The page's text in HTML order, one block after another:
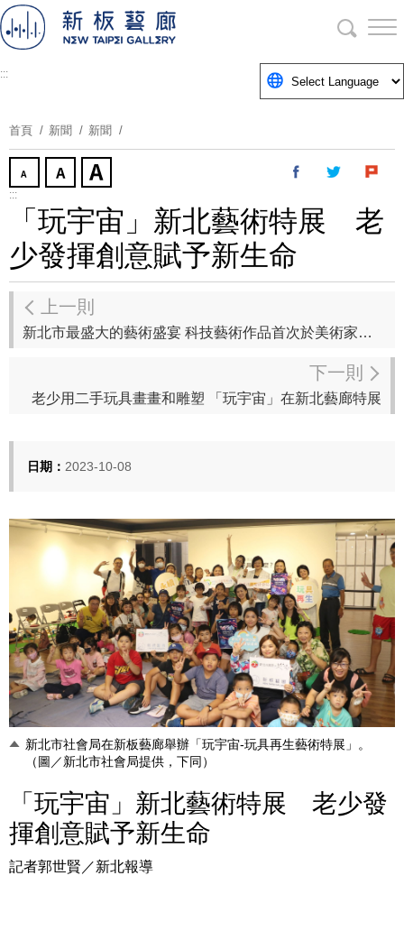
跳
到
要
塊
:::
首頁 新聞 新聞
:::
「玩宇宙」新北藝術特展 老
少發揮創意賦予新生命
上一則
新北市最盛大的藝術盛宴 科技藝術作品首次於美術家聯展展出
下一則
老少用二手玩具畫畫和雕塑 「玩宇宙」在新北藝廊特展
日期： 2023-10-08
新北市社會局在新板藝廊舉辦「玩宇宙-玩具再生藝術特展」。
（圖／新北市社會局提供，下同）
「玩宇宙」新北藝術特展 老少發
揮創意賦予新生命
記者郭世賢／新北報導